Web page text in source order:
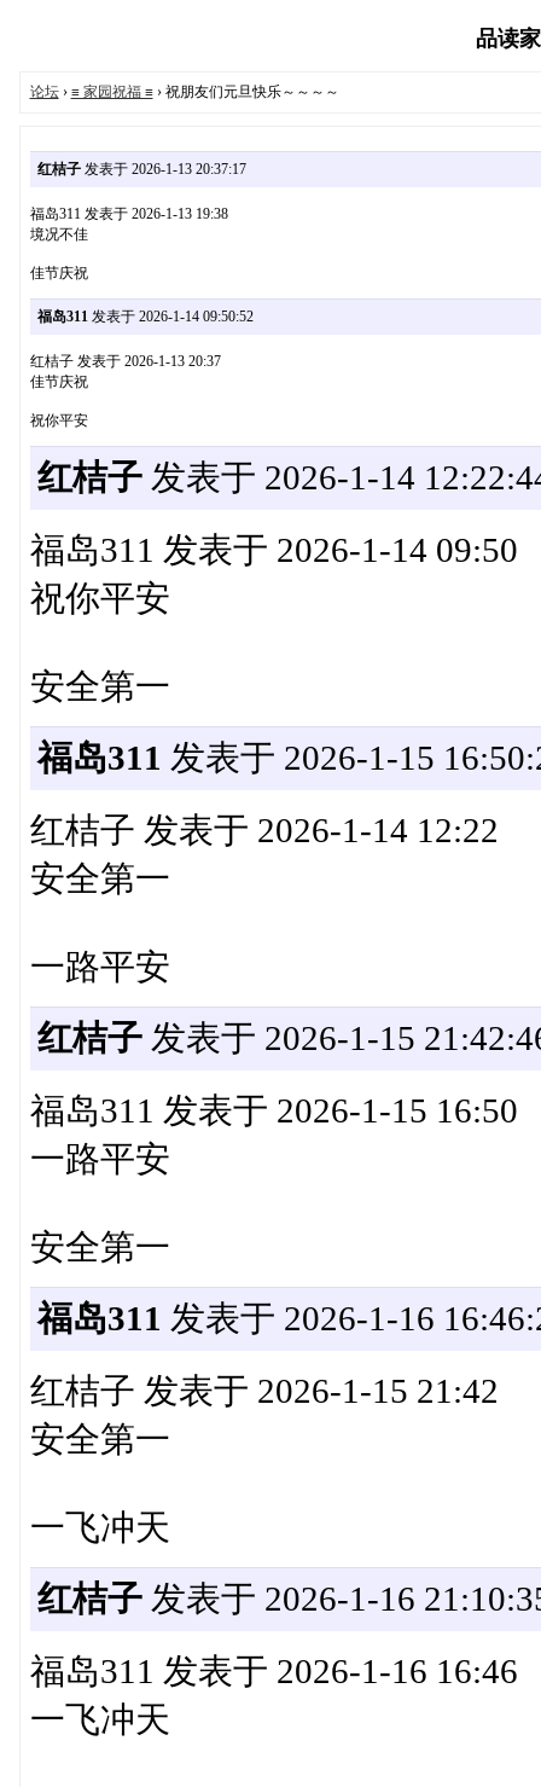
品读
论坛› ≡ 家园祝福 ≡› 祝朋友们元旦快乐～～～～
红桔子发表于 2026-1-13 20:37:17
福岛311 发表于 2026-1-13 19:38
境况不佳
佳节庆祝
福岛311发表于 2026-1-14 09:50:52
红桔子 发表于 2026-1-13 20:37
佳节庆祝
祝你平安
红桔子发表于 2026-1-14
福岛311 发表于 2026-1-14 09:50
祝你平安
安全第一
福岛311 发表于 2026-1-15
红桔子 发表于 2026-1-14 12:22
安全第一
一路平安
红桔子发表于 2026-1-15
福岛311 发表于 2026-1-15 16:50
一路平安
安全第一
福岛311 发表于 2026-1-16
红桔子 发表于 2026-1-15 21:42
安全第一
一飞冲天
红桔子发表于 2026-1-16
福岛311 发表于 2026-1-16 16:46
一飞冲天